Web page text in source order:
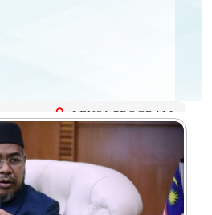
LENSA PROGRAM